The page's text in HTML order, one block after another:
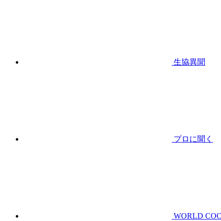
生協異聞
プロに聞く
WORLD